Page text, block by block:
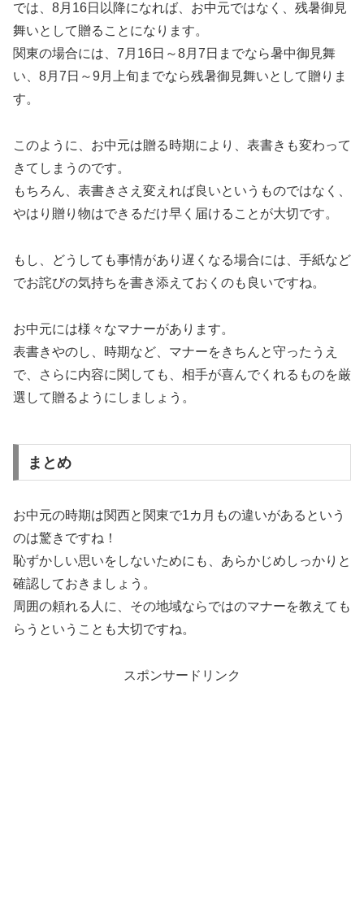
では、8月16日以降になれば、お中元ではなく、残暑御見
舞いとして贈ることになります。
関東の場合には、7月16日～8月7日までなら暑中御見舞
い、8月7日～9月上旬までなら残暑御見舞いとして贈りま
す。
このように、お中元は贈る時期により、表書きも変わって
きてしまうのです。
もちろん、表書きさえ変えれば良いというものではなく、
やはり贈り物はできるだけ早く届けることが大切です。
もし、どうしても事情があり遅くなる場合には、手紙など
でお詫びの気持ちを書き添えておくのも良いですね。
お中元には様々なマナーがあります。
表書きやのし、時期など、マナーをきちんと守ったうえ
で、さらに内容に関しても、相手が喜んでくれるものを厳
選して贈るようにしましょう。
まとめ
お中元の時期は関西と関東で1カ月もの違いがあるという
のは驚きですね！
恥ずかしい思いをしないためにも、あらかじめしっかりと
確認しておきましょう。
周囲の頼れる人に、その地域ならではのマナーを教えても
らうということも大切ですね。
スポンサードリンク